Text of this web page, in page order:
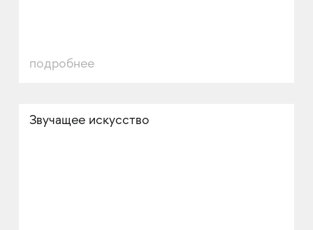
подробнее
Звучащее искусство